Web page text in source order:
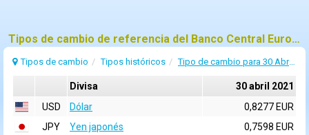
Tipos de cambio de referencia del Banco Central Europeo (BCE) para 30 abril 2021
Tipos de cambio Tipos históricos Tipo de cambio para 30 Abril 2021
Divisa
30 abril 2021
USD
Dólar
0,8277 EUR
JPY
Yen japonés
0,7598 EUR